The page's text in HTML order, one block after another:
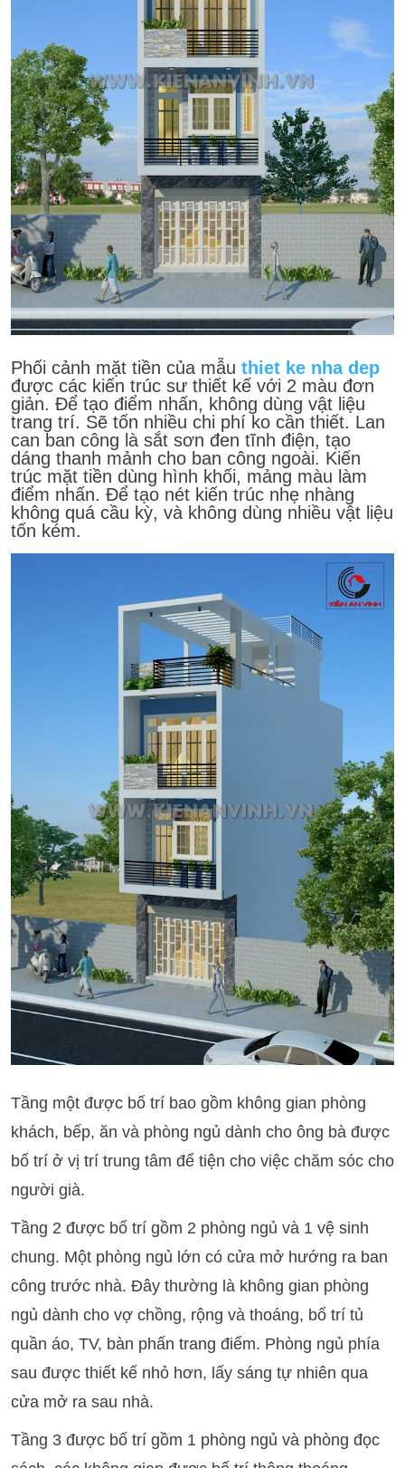
Phối cảnh mặt tiền của mẫu thiet ke nha dep
được các kiến trúc sư thiết kế với 2 màu đơn
giản. Để tạo điểm nhấn, không dùng vật liệu
trang trí. Sẽ tốn nhiều chi phí ko cần thiết. Lan
can ban công là sắt sơn đen tĩnh điện, tạo
dáng thanh mảnh cho ban công ngoài. Kiến
trúc mặt tiền dùng hình khối, mảng màu làm
điểm nhấn. Để tạo nét kiến trúc nhẹ nhàng
không quá cầu kỳ, và không dùng nhiều vật liệu
tốn kém.
Tầng một được bố trí bao gồm không gian phòng
khách, bếp, ăn và phòng ngủ dành cho ông bà được
bố trí ở vị trí trung tâm để tiện cho việc chăm sóc cho
người già.
Tầng 2 được bố trí gồm 2 phòng ngủ và 1 vệ sinh
chung. Một phòng ngủ lớn có cửa mở hướng ra ban
công trước nhà. Đây thường là không gian phòng
ngủ dành cho vợ chồng, rộng và thoáng, bố trí tủ
quần áo, TV, bàn phấn trang điểm. Phòng ngủ phía
sau được thiết kế nhỏ hơn, lấy sáng tự nhiên qua
cửa mở ra sau nhà.
Tầng 3 được bố trí gồm 1 phòng ngủ và phòng đọc